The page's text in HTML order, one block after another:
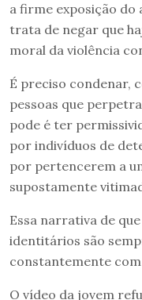
a firme exposição
trata de negar que
moral da violência
É preciso condenar,
pessoas que
pode é ter
por indivíduos de
por pertencerem a
supostamente
Essa narrativa de
identitários são
constantemente
O vídeo da jovem